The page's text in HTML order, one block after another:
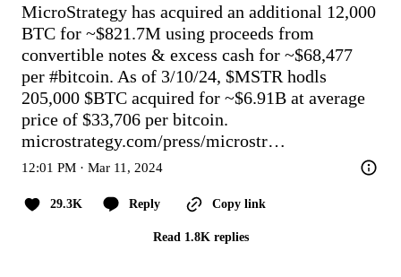
MicroStrategy has acquired an additional 12,000
BTC for ~$821.7M using proceeds from
convertible notes & excess cash for ~$68,477
per #bitcoin. As of 3/10/24, $MSTR hodls
205,000 $BTC acquired for ~$6.91B at average
microstrategy.com/press/microstr…
12:01 PM · Mar 11, 2024
29.3K Reply Copy link
Read 1.8K replies